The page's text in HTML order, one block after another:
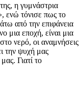
η γυμνάστρια
ενώ τόνισε πως το
από την επιφάνεια
μια εποχή, είναι μια
νερό, οι αναμνήσεις
την ψυχή μας
Γιατί το